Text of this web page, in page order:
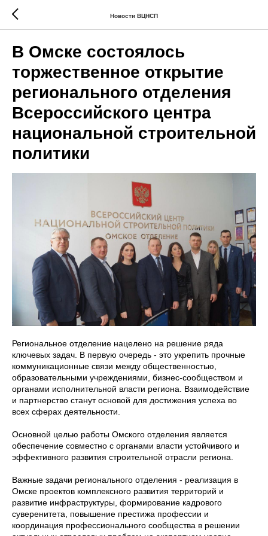
Новости ВЦНСП
В Омске состоялось
торжественное открытие
регионального отделения
Всероссийского центра
национальной строительной
политики
Региональное отделение нацелено на решение ряда
ключевых задач. В первую очередь - это укрепить прочные
коммуникационные связи между общественностью,
образовательными учреждениями, бизнес-сообществом и
органами исполнительной власти региона. Взаимодействие
и партнерство станут основой для достижения успеха во
всех сферах деятельности.
Основной целью работы Омского отделения является
обеспечение совместно с органами власти устойчивого и
эффективного развития строительной отрасли региона.
Важные задачи регионального отделения - реализация в
Омске проектов комплексного развития территорий и
развитие инфраструктуры, формирование кадрового
суверенитета, повышение престижа профессии и
координация профессионального сообщества в решении